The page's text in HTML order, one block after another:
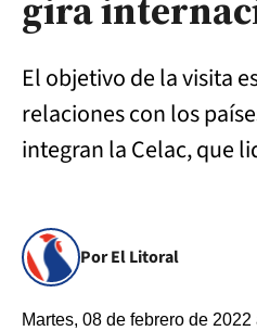
El objetivo de la visita
relaciones con los
integran la Celac, que
Por El Litoral
Martes, 08 de febrero de 2022